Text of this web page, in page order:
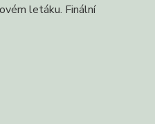
letáku. Finální